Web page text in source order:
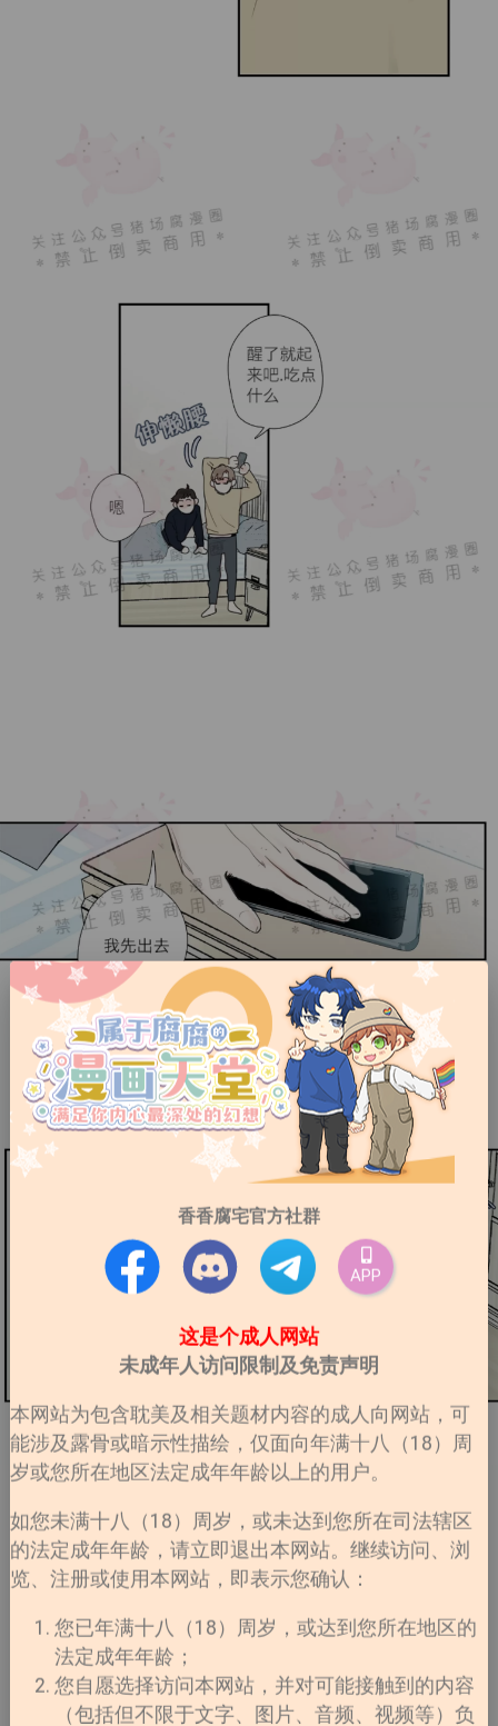
香香腐宅官方社群
APP
这是个成人网站
未成年人访问限制及免责声明
本网站为包含耽美及相关题材内容的成人向网站，可
能涉及露骨或暗示性描绘，仅面向年满十八（18）周
岁或您所在地区法定成年年龄以上的用户。
如您未满十八（18）周岁，或未达到您所在司法辖区
的法定成年年龄，请立即退出本网站。继续访问、浏
览、注册或使用本网站，即表示您确认：
您已年满十八（18）周岁，或达到您所在地区的
法定成年年龄；
您自愿选择访问本网站，并对可能接触到的内容
（包括但不限于文字、图片、音频、视频等）负